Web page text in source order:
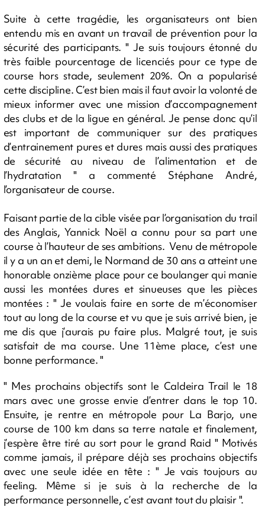
Suite à cette tragédie, les organisateurs ont bien
entendu mis en avant un travail de prévention pour la
sécurité des participants. " Je suis toujours étonné du
très faible pourcentage de licenciés pour ce type de
course hors stade, seulement 20%. On a popularisé
cette discipline. C’est bien mais il faut avoir la volonté de
mieux informer avec une mission d’accompagnement
des clubs et de la ligue en général. Je pense donc qu’il
est important de communiquer sur des pratiques
d’entrainement pures et dures mais aussi des pratiques
de sécurité au niveau de l’alimentation et de
l’hydratation " a commenté Stéphane André,
l’organisateur de course.
Faisant partie de la cible visée par l’organisation du trail
des Anglais, Yannick Noël a connu pour sa part une
course à l’hauteur de ses ambitions. Venu de métropole
il y a un an et demi, le Normand de 30 ans a atteint une
honorable onzième place pour ce boulanger qui manie
aussi les montées dures et sinueuses que les pièces
montées : " Je voulais faire en sorte de m’économiser
tout au long de la course et vu que je suis arrivé bien, je
me dis que j’aurais pu faire plus. Malgré tout, je suis
satisfait de ma course. Une 11ème place, c’est une
bonne performance. "
" Mes prochains objectifs sont le Caldeira Trail le 18
mars avec une grosse envie d’entrer dans le top 10.
Ensuite, je rentre en métropole pour La Barjo, une
course de 100 km dans sa terre natale et finalement,
j’espère être tiré au sort pour le grand Raid " Motivés
comme jamais, il prépare déjà ses prochains objectifs
avec une seule idée en tête : " Je vais toujours au
feeling. Même si je suis à la recherche de la
performance personnelle, c’est avant tout du plaisir ".